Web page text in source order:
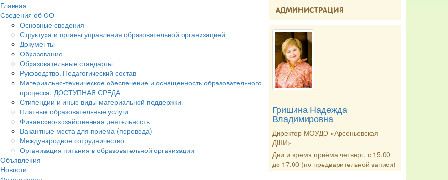
Главная
Сведения об ОО
Основные сведения
Структура и органы управления образовательной организацией
Документы
Образование
Образовательные стандарты
Руководство. Педагогический состав
Материально-техническое обеспечение и оснащенность образовательного
процесса. ДОСТУПНАЯ СРЕДА
Стипендии и иные виды материальной поддержки
Платные образовательные услуги
Финансово-хозяйственная деятельность
Вакантные места для приема (перевода)
Международное сотрудничество
Организация питания в образовательной организации
Объявления
Новости
АДМИНИСТРАЦИЯ
Гришина Надежда
Владимировна
Директор МОУДО «Арсеньевская
ДШИ»
Дни и время приёма четверг, с 15.00
до 17.00 (по предварительной записи)